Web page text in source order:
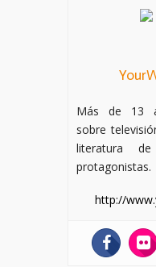
Más de 13
sobre
literatura
protagonistas.
http://